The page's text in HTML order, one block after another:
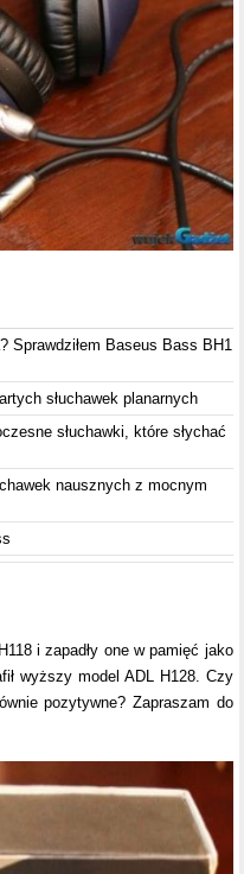
Sprawdziłem Baseus Bass BH1
słuchawek planarnych
słuchawki, które słychać
nausznych z mocnym
i zapadły one w pamięć jako
wyższy model ADL H128. Czy
pozytywne? Zapraszam do